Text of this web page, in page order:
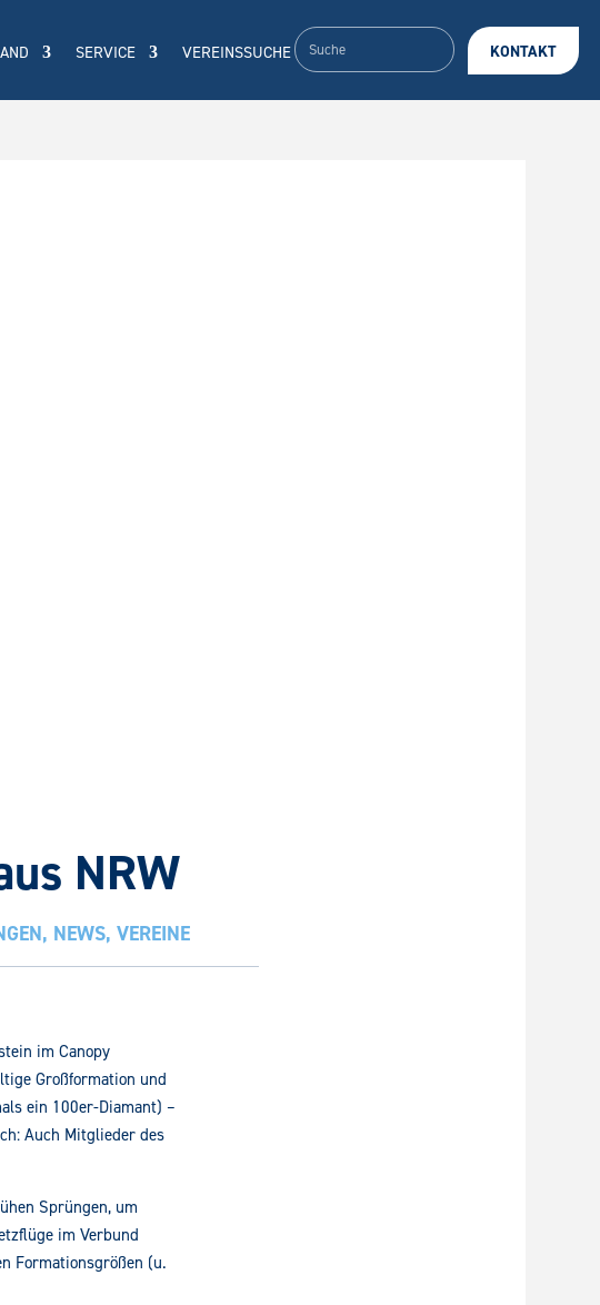
SERVICE VEREINSSUCHE KONTAKT
NRW
, NEWS,VEREINE
imCanopy
Großformation und
ein 100er-Diamant) –
Auch Mitglieder des
Sprüngen, um
im Verbund
Formationsgrößen (u.